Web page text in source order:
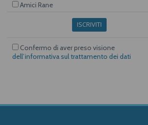
Amici Rane
ISCRIVITI
Confermo di aver preso visione
dell’informativa sul trattamento dei dati